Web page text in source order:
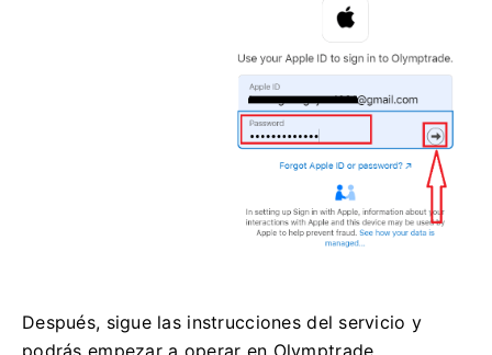
Después, sigue las instrucciones del servicio y
podrás empezar a operar en Olymptrade.